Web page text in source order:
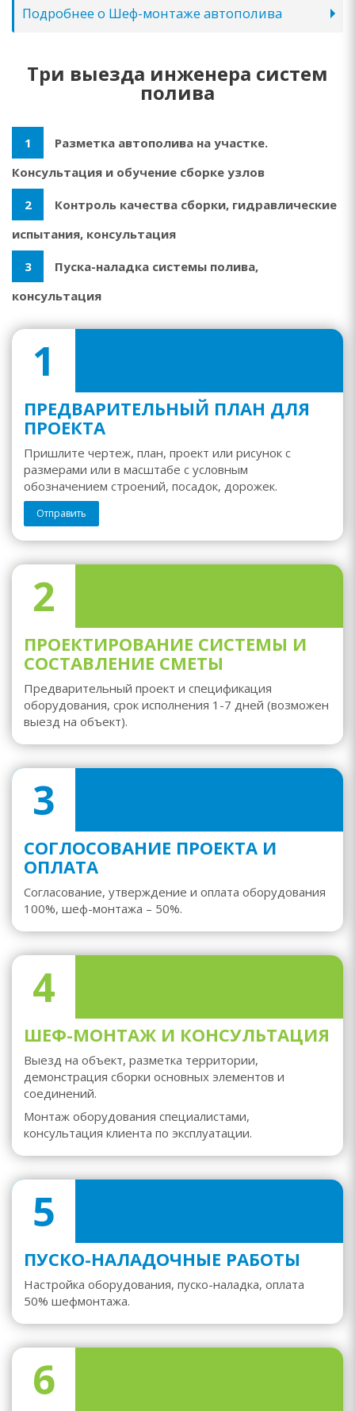
Подробнее о Шеф-монтаже автополива
Три выезда инженера систем
полива
1
Разметка автополива на участке.
Консультация и обучение сборке узлов
2
Контроль качества сборки, гидравлические
испытания, консультация
3
Пуска-наладка системы полива,
консультация
1
ПРЕДВАРИТЕЛЬНЫЙ ПЛАН ДЛЯ
ПРОЕКТА
Пришлите чертеж, план, проект или рисунок с
размерами или в масштабе с условным
обозначением строений, посадок, дорожек.
Отправить
2
ПРОЕКТИРОВАНИЕ СИСТЕМЫ И
СОСТАВЛЕНИЕ СМЕТЫ
Предварительный проект и спецификация
оборудования, срок исполнения 1-7 дней (возможен
выезд на объект).
3
СОГЛОСОВАНИЕ ПРОЕКТА И
ОПЛАТА
Согласование, утверждение и оплата оборудования
100%, шеф-монтажа – 50%.
4
ШЕФ-МОНТАЖ И КОНСУЛЬТАЦИЯ
Выезд на объект, разметка территории,
демонстрация сборки основных элементов и
соединений.
Монтаж оборудования специалистами,
консультация клиента по эксплуатации.
5
ПУСКО-НАЛАДОЧНЫЕ РАБОТЫ
Настройка оборудования, пуско-наладка, оплата
50% шефмонтажа.
6